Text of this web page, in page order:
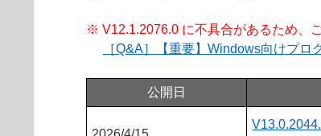
※ V12.1.2076.0 に不具合があるため、
［Q&A］【重要】Windows向けプ
公開日